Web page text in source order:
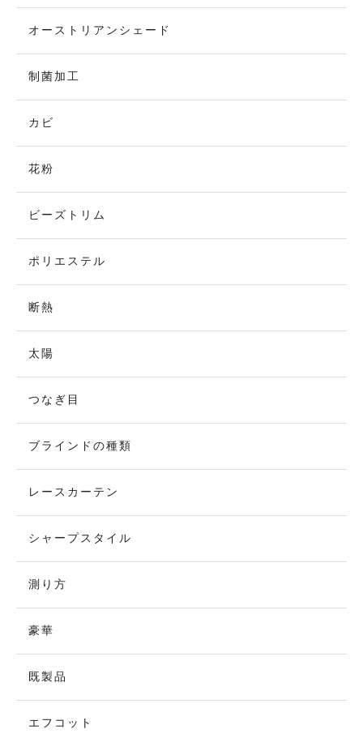
オーストリアンシェード
制菌加工
カビ
花粉
ビーズトリム
ポリエステル
断熱
太陽
つなぎ目
ブラインドの種類
レースカーテン
シャープスタイル
測り方
豪華
既製品
エフコット